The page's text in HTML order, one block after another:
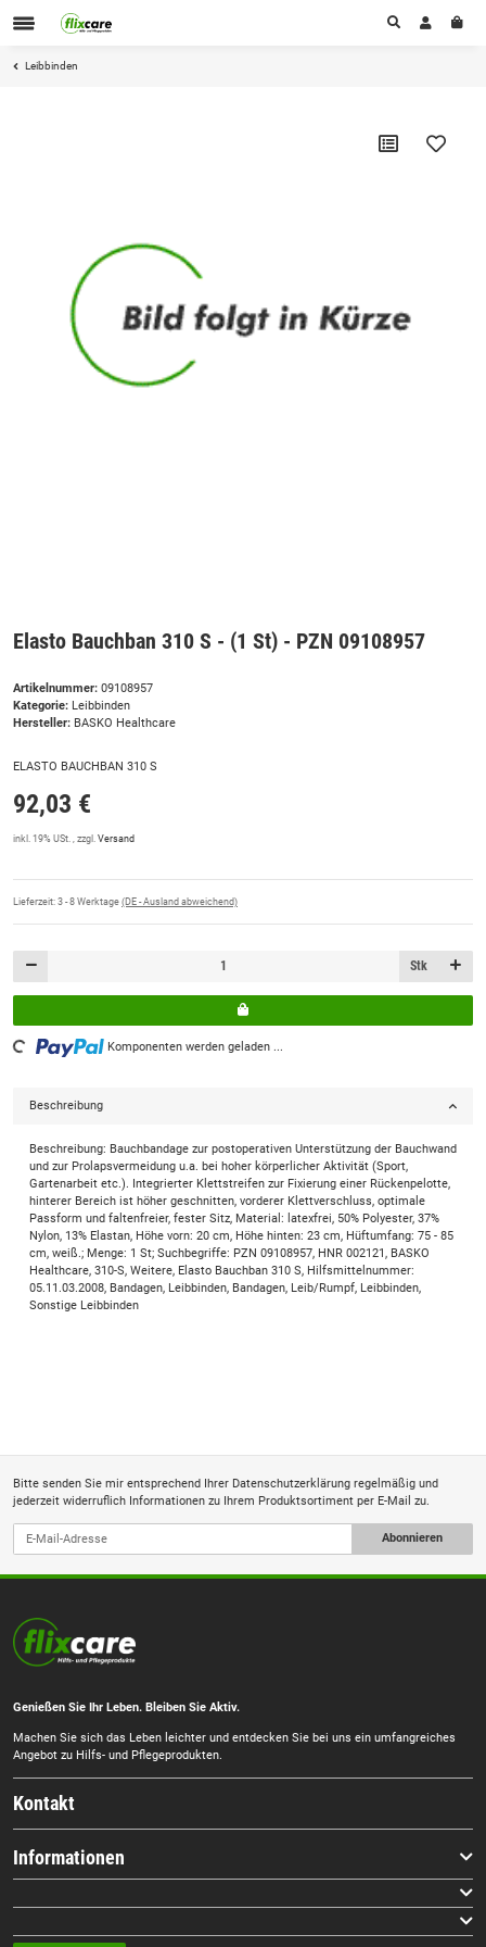
Leibbinden
Elasto Bauchban 310 S - (1 St) - PZN 09108957
Artikelnummer: 09108957
Kategorie: Leibbinden
Hersteller: BASKO Healthcare
ELASTO BAUCHBAN 310 S
92,03 €
inkl. 19% USt. , zzgl. Versand
Lieferzeit: 3 - 8 Werktage (DE - Ausland abweichend)
Stk
Loading... Komponenten werden geladen ...
Beschreibung
Beschreibung: Bauchbandage zur postoperativen Unterstützung der Bauchwand
und zur Prolapsvermeidung u.a. bei hoher körperlicher Aktivität (Sport,
Gartenarbeit etc.). Integrierter Klettstreifen zur Fixierung einer Rückenpelotte,
hinterer Bereich ist höher geschnitten, vorderer Klettverschluss, optimale
Passform und faltenfreier, fester Sitz, Material: latexfrei, 50% Polyester, 37%
Nylon, 13% Elastan, Höhe vorn: 20 cm, Höhe hinten: 23 cm, Hüftumfang: 75 - 85
cm, weiß.; Menge: 1 St; Suchbegriffe: PZN 09108957, HNR 002121, BASKO
Healthcare, 310-S, Weitere, Elasto Bauchban 310 S, Hilfsmittelnummer:
05.11.03.2008, Bandagen, Leibbinden, Bandagen, Leib/Rumpf, Leibbinden,
Sonstige Leibbinden
Bitte senden Sie mir entsprechend Ihrer Datenschutzerklärung regelmäßig und
jederzeit widerruflich Informationen zu Ihrem Produktsortiment per E-Mail zu.
Abonnieren
Genießen Sie Ihr Leben. Bleiben Sie Aktiv.
Machen Sie sich das Leben leichter und entdecken Sie bei uns ein umfangreiches
Angebot zu Hilfs- und Pflegeprodukten.
Kontakt
Informationen